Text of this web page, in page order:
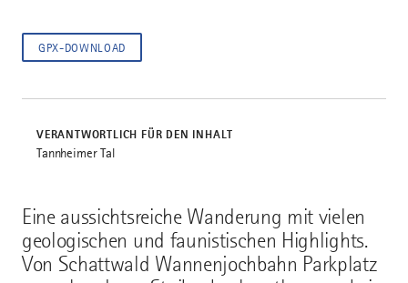
Eine aussichtsreiche Wanderung mit vielen
geologischen und faunistischen Highlights.
Von Schattwald Wannenjochbahn Parkplatz
GPX-DOWNLOAD
VERANTWORTLICH FÜR DEN INHALT
Tannheimer Tal